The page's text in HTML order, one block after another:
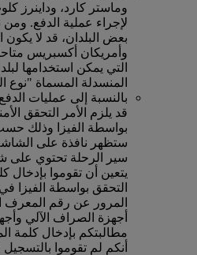
وماستر كارد، وداينرز
لإجراء عملية الدفع.
بعض البلدان، قد لا
وأمريكان أكسبريس
التي يمكن استخدامها
المنسدلة المسماة "نوع
بالنسبة إلى عمليات
قد يلزم الأمر التحقق
بواسطة الفيزا وذلك
ستظهر نافذة على
سير الرحلة تحتوي على
يتعين أن تقوموا بإدخال
التحقق بواسطة الفيزا
أجهزة الصراف الآلي
مطالبتكم بإدخال كلمة
أنكم لم تقوموا